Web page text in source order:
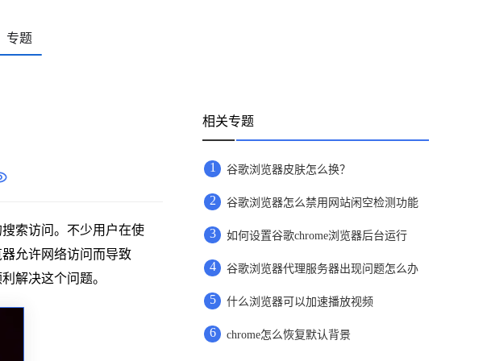
专题
索访问。不少用户在使
允许网络访问而导致
解决这个问题。
相关专题
1 谷歌浏览器皮肤怎么换？
2 谷歌浏览器怎么禁用网站闲空检测功能
3 如何设置谷歌chrome浏览器后台运行
4 谷歌浏览器代理服务器出现问题怎么办
5 什么浏览器可以加速播放视频
6 chrome怎么恢复默认背景